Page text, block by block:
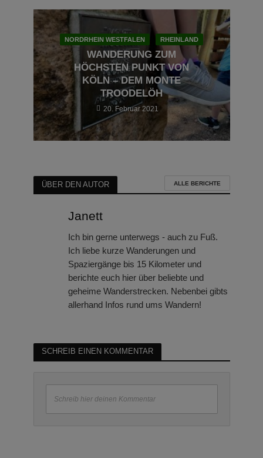
NORDRHEIN WESTFALEN RHEINLAND
WANDERUNG ZUM
HÖCHSTEN PUNKT VON
KÖLN – DEM MONTE
TROODELÖH
20. Februar 2021
ÜBER DEN AUTOR ALLE BERICHTE
Janett
Ich bin gerne unterwegs - auch zu Fuß.
Ich liebe kurze Wanderungen und
Spaziergänge bis 15 Kilometer und
berichte euch hier über beliebte und
geheime Wanderstrecken. Nebenbei gibts
allerhand Infos rund ums Wandern!
SCHREIB EINEN KOMMENTAR
Schreib hier deinen Kommentar